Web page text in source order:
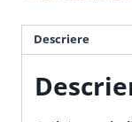
Descriere